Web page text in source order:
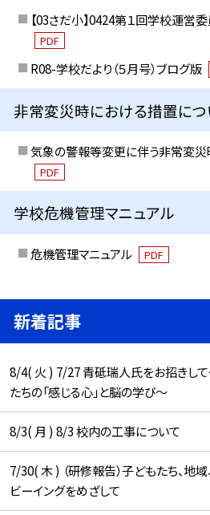
【03さだ小】0424第１回学校運営
PDF
R08-学校だより（５月号）ブログ版
非常変災時における措置につ
気象の警報等変更に伴う非常変災
PDF
学校危機管理マニュアル
危機管理マニュアル PDF
新着記事
8/4( 火 ) 7/27 青砥瑞人氏をお招きし
たちの「感じる心」と脳の学び〜
8/3( 月 ) 8/3 校内の工事について
7/30( 木 ) （研修報告）子どもたち、地
ビーイングをめざして